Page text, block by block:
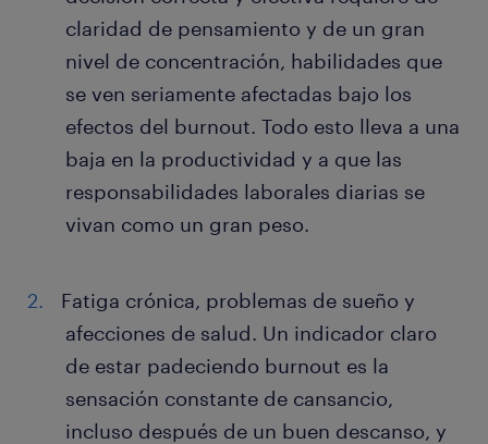
claridad de pensamiento y de un gran
nivel de concentración, habilidades que
se ven seriamente afectadas bajo los
efectos del burnout. Todo esto lleva a una
baja en la productividad y a que las
responsabilidades laborales diarias se
vivan como un gran peso.
Fatiga crónica, problemas de sueño y
afecciones de salud. Un indicador claro
de estar padeciendo burnout es la
sensación constante de cansancio,
incluso después de un buen descanso, y